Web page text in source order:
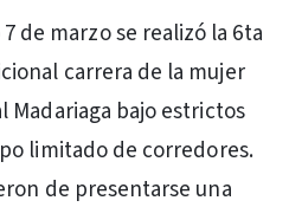
de marzo se realizó la 6ta
carrera de la mujer
Madariaga bajo estrictos
limitado de corredores.
de presentarse una